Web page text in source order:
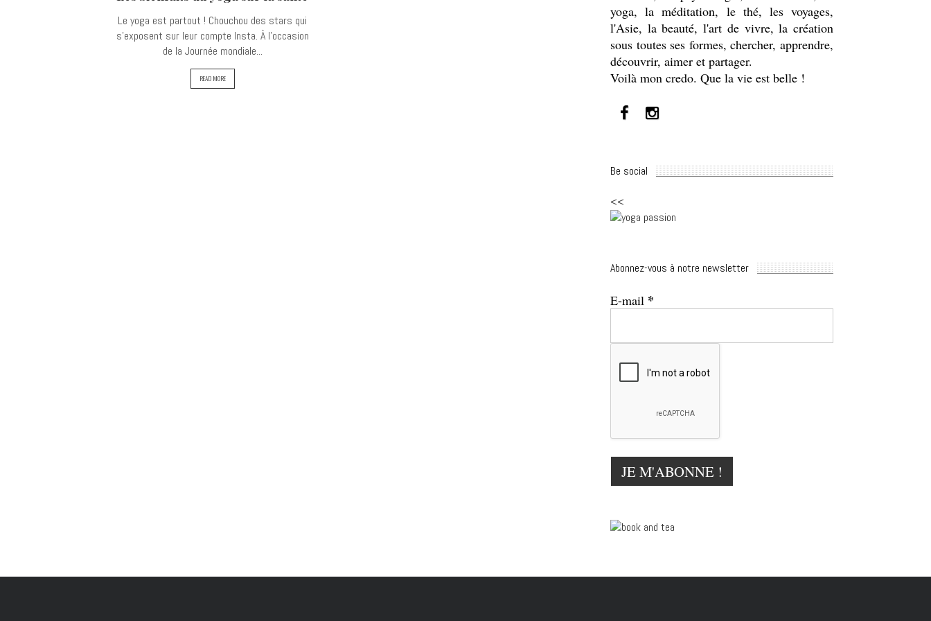
Le yoga est partout ! Chouchou des stars qui
s'exposent sur leur compte Insta. À l'occasion
de la Journée mondiale...
READ MORE
yoga, la méditation, le thé, les voyages,
l'Asie, la beauté, l'art de vivre, la création
sous toutes ses formes, chercher, apprendre,
découvrir, aimer et partager.
Voilà mon credo. Que la vie est belle !
Be social
<<
Abonnez-vous à notre newsletter
E-mail *